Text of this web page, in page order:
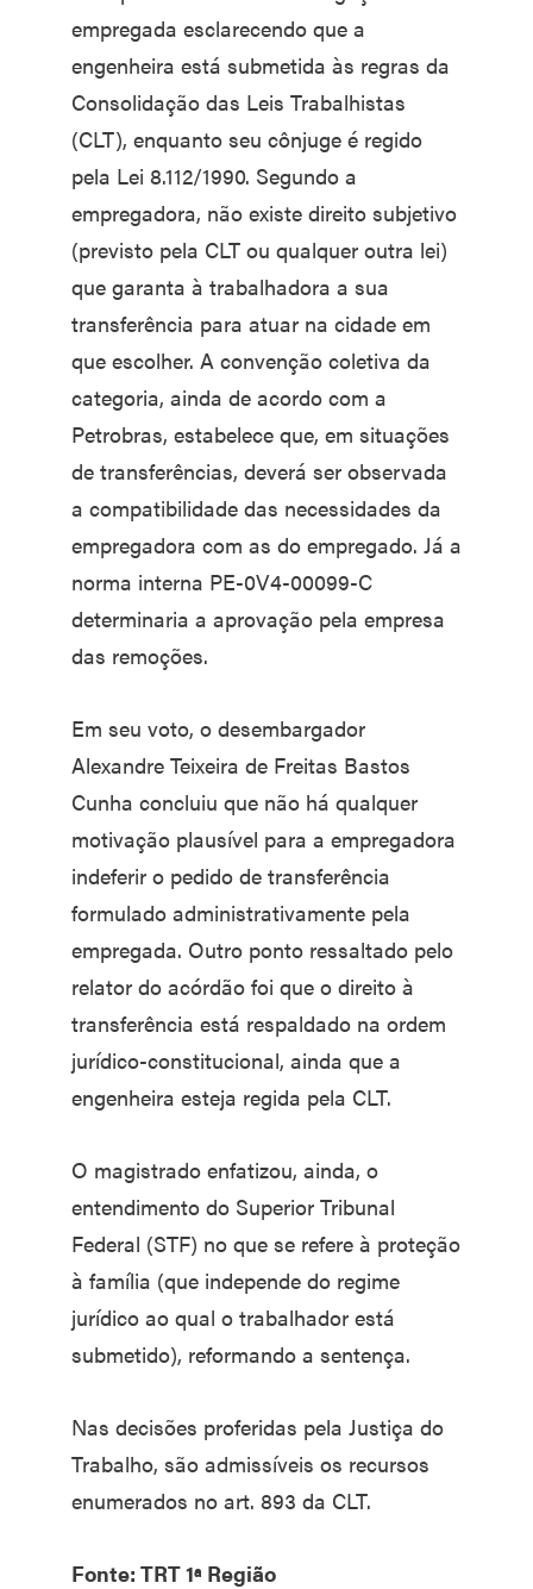
empregada esclarecendo que a
engenheira está submetida às regras da
Consolidação das Leis Trabalhistas
(CLT), enquanto seu cônjuge é regido
pela Lei 8.112/1990. Segundo a
empregadora, não existe direito subjetivo
(previsto pela CLT ou qualquer outra lei)
que garanta à trabalhadora a sua
transferência para atuar na cidade em
que escolher. A convenção coletiva da
categoria, ainda de acordo com a
Petrobras, estabelece que, em situações
de transferências, deverá ser observada
a compatibilidade das necessidades da
empregadora com as do empregado. Já a
norma interna PE-0V4-00099-C
determinaria a aprovação pela empresa
das remoções.
Em seu voto, o desembargador
Alexandre Teixeira de Freitas Bastos
Cunha concluiu que não há qualquer
motivação plausível para a empregadora
indeferir o pedido de transferência
formulado administrativamente pela
empregada. Outro ponto ressaltado pelo
relator do acórdão foi que o direito à
transferência está respaldado na ordem
jurídico-constitucional, ainda que a
engenheira esteja regida pela CLT.
O magistrado enfatizou, ainda, o
entendimento do Superior Tribunal
Federal (STF) no que se refere à proteção
à família (que independe do regime
jurídico ao qual o trabalhador está
submetido), reformando a sentença.
Nas decisões proferidas pela Justiça do
Trabalho, são admissíveis os recursos
enumerados no art. 893 da CLT.
Fonte: TRT 1ª Região